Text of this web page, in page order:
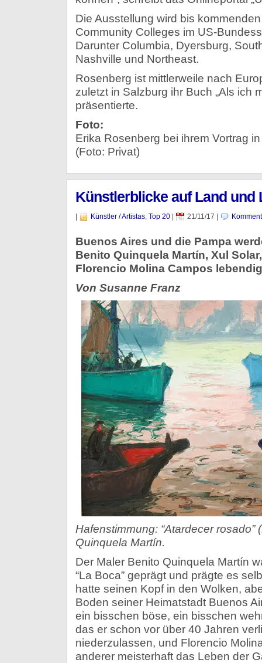
Die Ausstellung wird bis
Community Colleges im US-
Darunter Columbia, Dyersburg,
Nashville und Northeast.
Rosenberg ist mittlerweile nach
zuletzt in Salzburg ihr Buch „Als ich
präsentierte.
Foto:
Erika Rosenberg bei ihrem Vortrag
(Foto: Privat)
Künstlerblicke auf Land und
Künstler / Artistas, Top 20| 21/11/17
Buenos Aires und die Pampa
Benito Quinquela Martín, Xul
Florencio Molina Campos lebendig
Von Susanne Franz
Hafenstimmung: “Atardecer rosado”
Quinquela Martín.
Der Maler Benito Quinquela Martín
“La Boca” geprägt und prägte es
hatte seinen Kopf in den Wolken,
Boden seiner Heimatstadt Buenos
ein bisschen böse, ein bisschen
das er schon vor über 40 Jahren
niederzulassen, und Florencio
anderer meisterhaft das Leben der